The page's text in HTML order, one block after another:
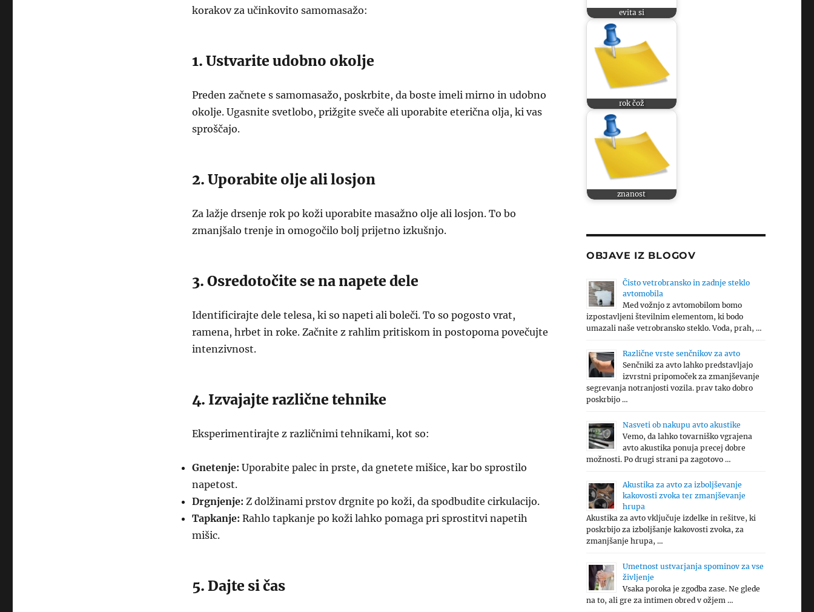
korakov za učinkovito samomasažo:
1. Ustvarite udobno okolje
Preden začnete s samomasažo, poskrbite, da boste imeli mirno in udobno
okolje. Ugasnite svetlobo, prižgite sveče ali uporabite eterična olja, ki vas
sproščajo.
2. Uporabite olje ali losjon
Za lažje drsenje rok po koži uporabite masažno olje ali losjon. To bo
zmanjšalo trenje in omogočilo bolj prijetno izkušnjo.
3. Osredotočite se na napete dele
Identificirajte dele telesa, ki so napeti ali boleči. To so pogosto vrat,
ramena, hrbet in roke. Začnite z rahlim pritiskom in postopoma povečujte
intenzivnost.
4. Izvajajte različne tehnike
Eksperimentirajte z različnimi tehnikami, kot so:
Gnetenje: Uporabite palec in prste, da gnetete mišice, kar bo sprostilo
napetost.
Drgnjenje: Z dolžinami prstov drgnite po koži, da spodbudite cirkulacijo.
Tapkanje: Rahlo tapkanje po koži lahko pomaga pri sprostitvi napetih
mišic.
5. Dajte si čas
evita si
rok čož
znanost
OBJAVE IZ BLOGOV
Čisto vetrobransko in zadnje steklo
avtomobila
Med vožnjo z avtomobilom bomo
izpostavljeni številnim elementom, ki bodo
umazali naše vetrobransko steklo. Voda, prah, …
Različne vrste senčnikov za avto
Senčniki za avto lahko predstavljajo
izvrstni pripomoček za zmanjševanje
segrevanja notranjosti vozila. prav tako dobro
poskrbijo …
Nasveti ob nakupu avto akustike
Vemo, da lahko tovarniško vgrajena
avto akustika ponuja precej dobre
možnosti. Po drugi strani pa zagotovo …
Akustika za avto za izboljševanje
kakovosti zvoka ter zmanjševanje
hrupa
Akustika za avto vključuje izdelke in rešitve, ki
poskrbijo za izboljšanje kakovosti zvoka, za
zmanjšanje hrupa, …
Umetnost ustvarjanja spominov za vse
življenje
Vsaka poroka je zgodba zase. Ne glede
na to, ali gre za intimen obred v ožjem …